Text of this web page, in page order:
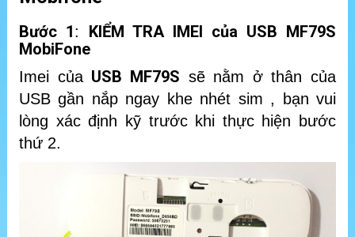
Bước 1: KIỂM TRA IMEI của USB MF79S
MobiFone
Imei của USB MF79S sẽ nằm ở thân của
USB gần nắp ngay khe nhét sim , bạn vui
lòng xác định kỹ trước khi thực hiện bước
thứ 2.